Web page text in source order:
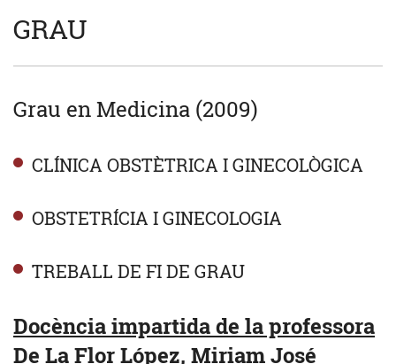
GRAU
Grau en Medicina (2009)
CLÍNICA OBSTÈTRICA I GINECOLÒGICA
OBSTETRÍCIA I GINECOLOGIA
TREBALL DE FI DE GRAU
Docència impartida de la professora
De La Flor López, Miriam José